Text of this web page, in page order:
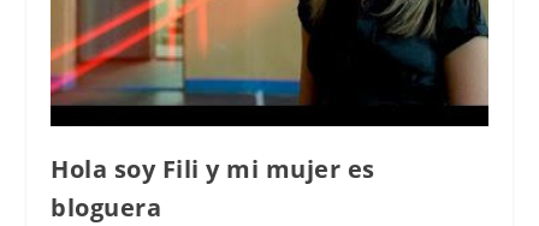
Hola soy Fili y mi mujer es
bloguera